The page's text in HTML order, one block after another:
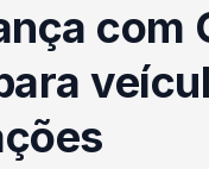
com